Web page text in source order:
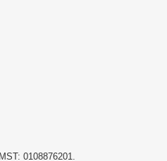
0108876201.